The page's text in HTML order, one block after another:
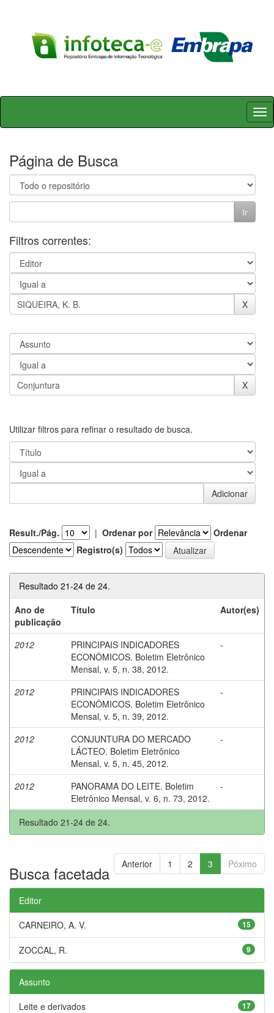
Skip
Página de Busca
Filtros correntes:
Utilizar filtros para refinar o resultado de busca.
Result./Pág. | Ordenar por
Ordenar
Registro(s)
Resultado 21-24 de 24.
Ano de
publicação
Título Autor(es)
2012
PRINCIPAIS INDICADORES
ECONÔMICOS. Boletim Eletrônico
Mensal, v. 5, n. 38, 2012.
-
2012
PRINCIPAIS INDICADORES
ECONÔMICOS. Boletim Eletrônico
Mensal, v. 5, n. 39, 2012.
-
2012
CONJUNTURA DO MERCADO
LÁCTEO. Boletim Eletrônico
Mensal, v. 5, n. 45, 2012.
-
2012
PANORAMA DO LEITE. Boletim
Eletrônico Mensal, v. 6, n. 73, 2012.
-
Resultado 21-24 de 24.
Anterior 1 2 3 Póximo
Busca facetada
Editor
15
CARNEIRO, A. V.
9
ZOCCAL, R.
Assunto
17
Leite e derivados